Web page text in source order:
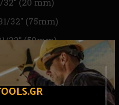
32″ (20 mm)
32″ (75mm)
32″ (50mm)
Τ Πριονόλαμα